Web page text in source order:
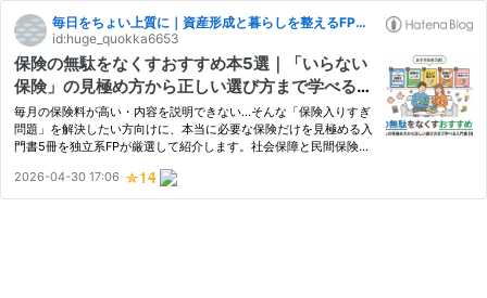
毎日をちょい上質に｜資産形成と暮らしを整えるFPブログ
id:huge_quokka6653
保険の無駄をなくすおすすめ本5選｜「いらない
保険」の見極め方から正しい選び方まで学べる入
門書【保険初心者向け】
毎月の保険料が高い・内容を説明できない…そんな「保険入りすぎ
問題」を解決したい方向けに、本当に必要な保険だけを見極める入
門書5冊を独立系FPが厳選して紹介します。社会保障と民間保険の
心者でも今日から保険を整理できる判断軸が身につきます。
2026-04-30 17:06